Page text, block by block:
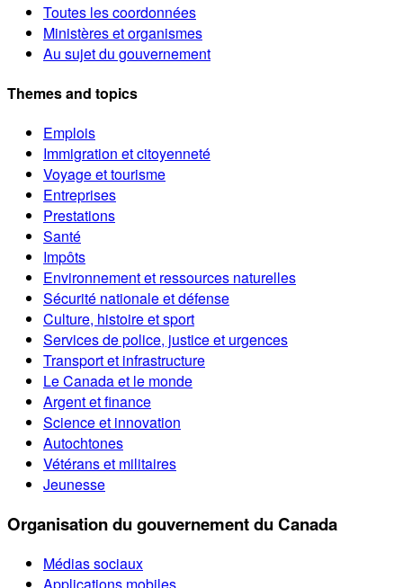
Toutes les coordonnées
Ministères et organismes
Au sujet du gouvernement
Themes and topics
Emplois
Immigration et citoyenneté
Voyage et tourisme
Entreprises
Prestations
Santé
Impôts
Environnement et ressources naturelles
Sécurité nationale et défense
Culture, histoire et sport
Services de police, justice et urgences
Transport et infrastructure
Le Canada et le monde
Argent et finance
Science et innovation
Autochtones
Vétérans et militaires
Jeunesse
Organisation du gouvernement du Canada
Médias sociaux
Applications mobiles